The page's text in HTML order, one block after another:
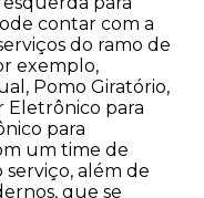
contar com a
do ramo de
exemplo,
Pomo Giratório,
Eletrônico para
para
um time de
serviço, além de
que se